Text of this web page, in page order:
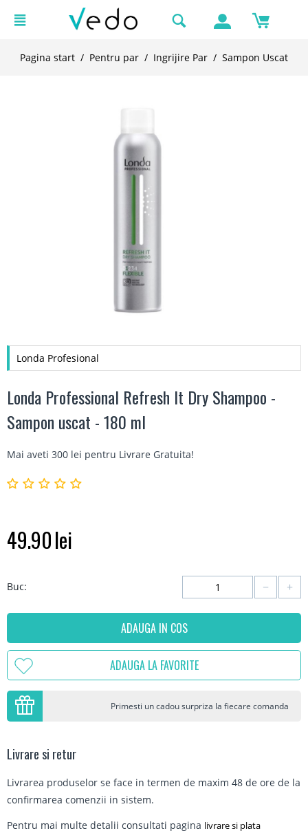
Pagina start / Pentru par / Ingrijire Par / Sampon Uscat
Londa Profesional
Londa Professional Refresh It Dry Shampoo -
Sampon uscat - 180 ml
Mai aveti 300 lei pentru Livrare Gratuita!
49.90lei
Buc: +
−
ADAUGA IN COS
ADAUGA LA FAVORITE
Primesti un cadou surpriza la fiecare comanda
Livrare si retur
Livrarea produselor se face in termen de maxim 48 de ore de la
confirmarea comenzii in sistem.
Pentru mai multe detalii consultati pagina livrare si plata